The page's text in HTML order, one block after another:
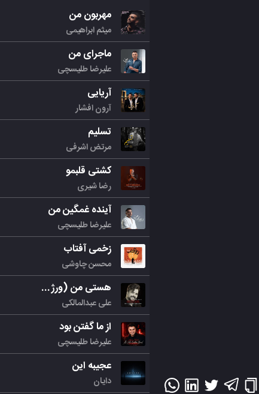
مهربون من
میثم ابراهیمی
ماجرای من
علیرضا طلیسچی
آریایی
آرون افشار
تسلیم
مرتض اشرفی
کشتی قلبمو
رضا شیری
آینده غمگین من
علیرضا طلیسچی
زخمی آفتاب
محسن چاوشی
هستی من (ورژن جدید)
علی عبدالمالکی
از ما گفتن بود
علیرضا طلیسچی
عجیبه این
دایان